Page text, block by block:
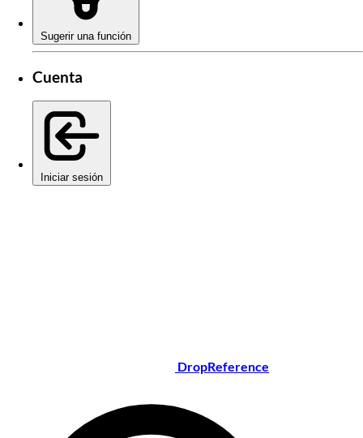
Sugerir una función
Cuenta
Iniciar sesión
DropReference